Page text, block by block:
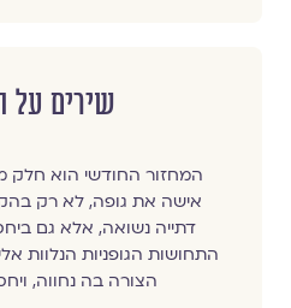
שירים על
המחזור החודשי הוא חלק
אישה את גופה, לא רק
דתייה נשואה, אלא גם
התחושות הגופניות הנלוות
הצורה בה נחווה,